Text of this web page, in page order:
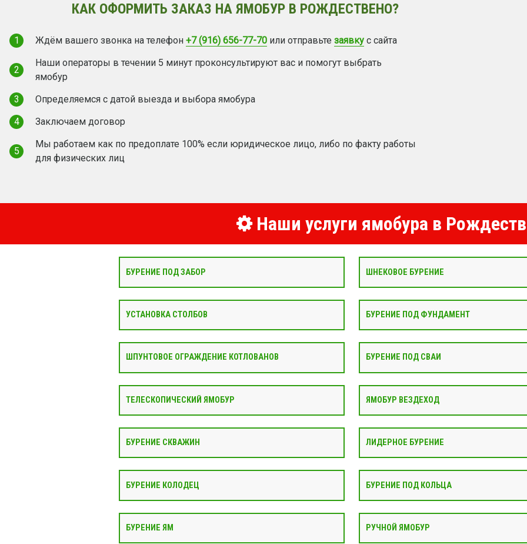
КАК ОФОРМИТЬ ЗАКАЗ НА ЯМОБУР В РОЖДЕСТВЕНО?
1 Ждём вашего звонка на телефон +7 (916) 656-77-70 или отправьте заявку с сайта
2
Наши операторы в течении 5 минут проконсультируют вас и помогут выбрать
ямобур
3
Определяемся с датой выезда и выбора ямобура
4
Заключаем договор
5
Мы работаем как по предоплате 100% если юридическое лицо, либо по факту работы
для физических лиц
Наши услуги ямобура в
БУРЕНИЕ ПОД ЗАБОР ШНЕКОВОЕ БУРЕНИЕ
УСТАНОВКА СТОЛБОВ БУРЕНИЕ ПОД ФУНДАМЕНТ
ШПУНТОВОЕ ОГРАЖДЕНИЕ КОТЛОВАНОВ БУРЕНИЕ ПОД СВАИ
ТЕЛЕСКОПИЧЕСКИЙ ЯМОБУР ЯМОБУР ВЕЗДЕХОД
БУРЕНИЕ СКВАЖИН ЛИДЕРНОЕ БУРЕНИЕ
БУРЕНИЕ КОЛОДЕЦ БУРЕНИЕ ПОД КОЛЬЦА
БУРЕНИЕ ЯМ РУЧНОЙ ЯМОБУР